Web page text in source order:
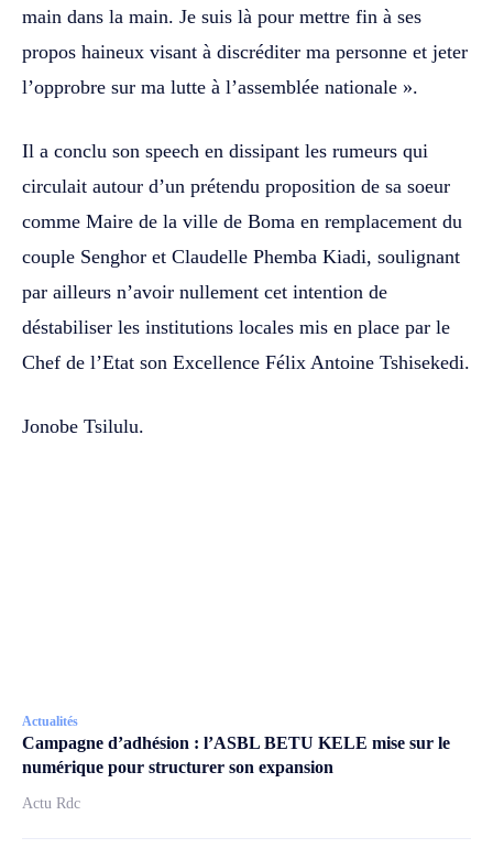
main dans la main. Je suis là pour mettre fin à ses
propos haineux visant à discréditer ma personne et jeter
l’opprobre sur ma lutte à l’assemblée nationale ».
Il a conclu son speech en dissipant les rumeurs qui
circulait autour d’un prétendu proposition de sa soeur
comme Maire de la ville de Boma en remplacement du
couple Senghor et Claudelle Phemba Kiadi, soulignant
par ailleurs n’avoir nullement cet intention de
déstabiliser les institutions locales mis en place par le
Chef de l’Etat son Excellence Félix Antoine Tshisekedi.
Jonobe Tsilulu.
Actualités
Campagne d’adhésion : l’ASBL BETU KELE mise sur le
numérique pour structurer son expansion
Actu Rdc